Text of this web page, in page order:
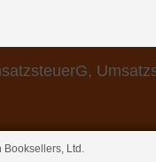
Booksellers, Ltd.